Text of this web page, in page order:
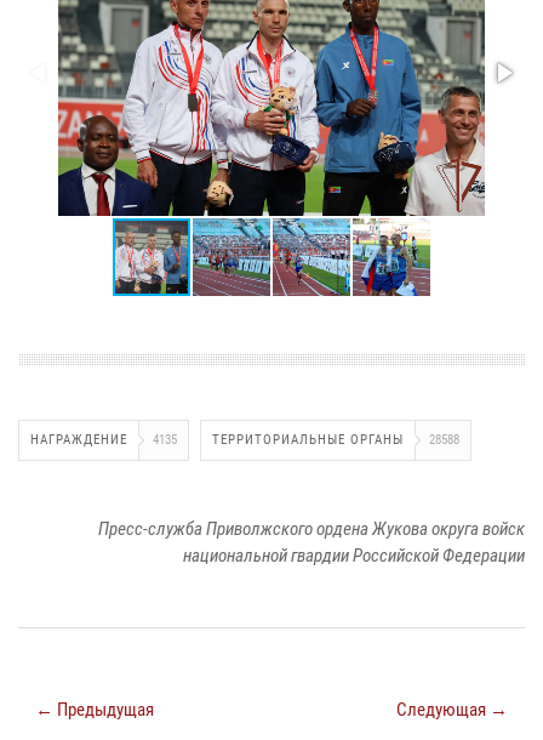
НАГРАЖДЕНИЕ 4135 ТЕРРИТОРИАЛЬНЫЕ ОРГАНЫ 28588
Пресс-служба Приволжского ордена Жукова округа войск
национальной гвардии Российской Федерации
← Предыдущая Следующая →